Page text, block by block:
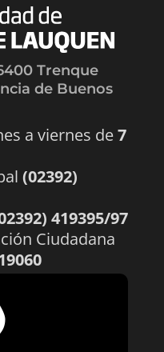
Trenque
de Buenos
a viernes de7
(02392)
419395/97
Ciudadana